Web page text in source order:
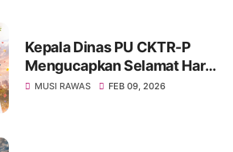
Kepala Dinas PU CKTR-P
Mengucapkan Selamat Hari
Pers Nasional 2026
MUSI RAWAS FEB 09, 2026